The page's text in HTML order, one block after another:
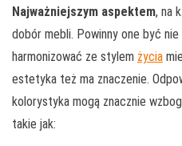
Najważniejszym aspektem, na
dobór mebli. Powinny one być
harmonizować ze stylem życia
estetyka też ma znaczenie.
kolorystyka mogą znacznie
takie jak: